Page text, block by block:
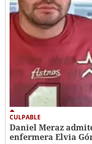
CULPABLE
Daniel Meraz
enfermera Elvia